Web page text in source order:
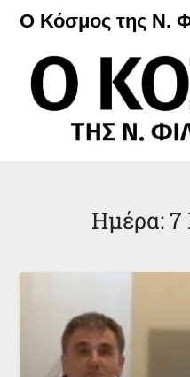
Μετάβαση
περιεχόμενο
Ο Κόσμος της Ν.
Ημέρα: 7